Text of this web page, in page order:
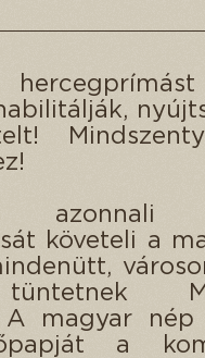
azonnali
követeli a
A magyar
a